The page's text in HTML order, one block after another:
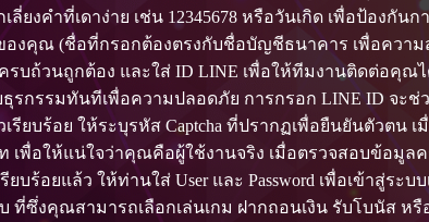
งคำที่เดาง่าย เช่น 12345678 หรือวันเกิด เพื่อป้องกันก
งคุณ (ชื่อที่กรอกต้องตรงกับชื่อบัญชีธนาคาร เพื่อควา
บถ้วนถูกต้อง และใส่ ID LINE เพื่อให้ทีมงานติดต่อคุณ
รกรรมทันทีเพื่อความปลอดภัย การกรอก LINE ID จะ
รียบร้อย ให้ระบุรหัส Captcha ที่ปรากฏเพื่อยืนยันตัวตน
เพื่อให้แน่ใจว่าคุณคือผู้ใช้งานจริง เมื่อตรวจสอบข้อ
ยบร้อยแล้ว ให้ท่านใส่ User และ Password เพื่อเข้าสู่
ที่ซึ่งคุณสามารถเลือกเล่นเกม ฝากถอนเงิน รับโบนัส